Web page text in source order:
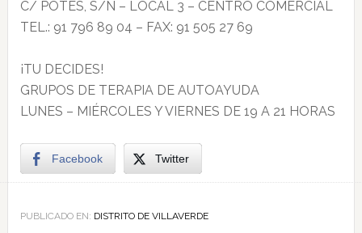
C/ POTES, S/N – LOCAL 3 – CENTRO COMERCIAL
TEL.: 91 796 89 04 – FAX: 91 505 27 69
¡TU DECIDES!
GRUPOS DE TERAPIA DE AUTOAYUDA
LUNES – MIÉRCOLES Y VIERNES DE 19 A 21 HORAS
Facebook Twitter
PUBLICADO EN: DISTRITO DE VILLAVERDE